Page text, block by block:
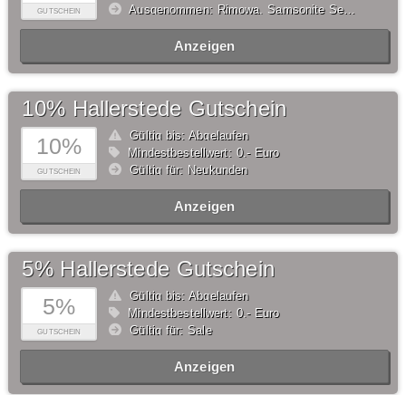
GUTSCHEIN
Ausgenommen: Rimowa, Samsonite Selection, American Tourister Selection, Tumi, Step by Step, Satch, ergobag, Scout, School-Mood, DerDieDas, McNeill, Von Cronshagen, Buckle & Seam, Salzen, Brics, Be Mine, Thule
Anzeigen
10%
GUTSCHEIN
10% Hallerstede Gutschein
Gültig bis: Abgelaufen
Mindestbestellwert: 0,- Euro
Gültig für: Neukunden
Anzeigen
5%
GUTSCHEIN
5% Hallerstede Gutschein
Gültig bis: Abgelaufen
Mindestbestellwert: 0,- Euro
Gültig für: Sale
Anzeigen